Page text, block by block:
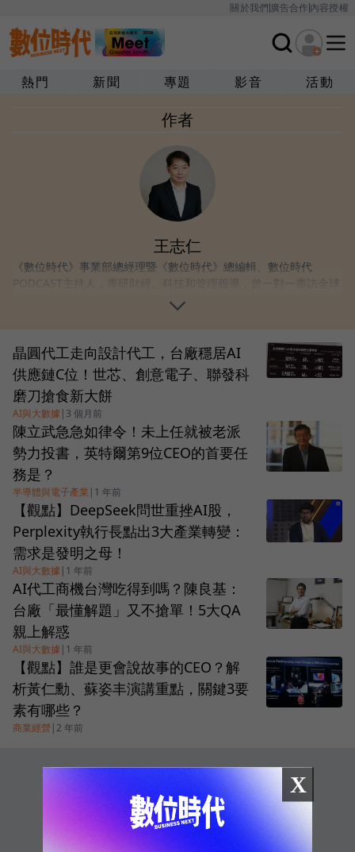
關於我們廣告合作內容授權
熱門 新聞 專題 影音 活動
作者
王志仁
《數位時代》事業部總經理暨《數位時代》總編輯、數位時代
PODCAST主持人，專研財經、科技和管理報導，曾一對一專訪全球
上百位具影響力的財經、科技人物。
晶圓代工走向設計代工，台廠穩居AI
供應鏈C位！世芯、創意電子、聯發科
磨刀搶食新大餅
AI與大數據 | 3 個月前
陳立武急急如律令！未上任就被老派
勢力投書，英特爾第9位CEO的首要任
務是？
半導體與電子產業 | 1 年前
【觀點】DeepSeek問世重挫AI股，
Perplexity執行長點出3大產業轉變：
需求是發明之母！
AI與大數據 | 1 年前
AI代工商機台灣吃得到嗎？陳良基：
台廠「最懂解題」又不搶單！5大QA
親上解惑
AI與大數據 | 1 年前
【觀點】誰是更會說故事的CEO？解
析黃仁勳、蘇姿丰演講重點，關鍵3要
素有哪些？
商業經營|2 年前
追蹤我們 X